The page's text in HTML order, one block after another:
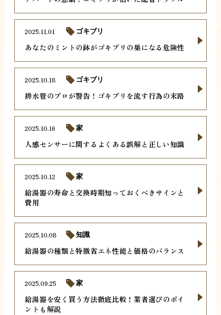
あなたのミントの鉢がゴキブリの巣になる危険性
2025.11.01 ゴキブリ
排水管のプロが警告！ゴキブリを流す行為の末路
2025.10.18 ゴキブリ
人感センサーに関するよくある誤解と正しい知識
2025.10.16 家
給湯器の寿命と交換時期知っておくべきサインと
費用
2025.10.12 家
給湯器の種類と特徴省エネ性能と価格のバランス
2025.10.08 知識
給湯器を安く買う方法徹底比較！業者選びのポイ
ントも解説
2025.09.25 家